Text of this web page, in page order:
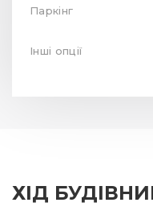
Паркінг
Інші опції
ХІД